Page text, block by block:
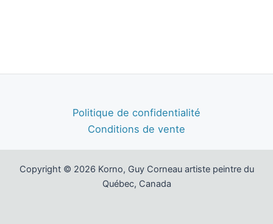
Politique de confidentialité
Conditions de vente
Copyright © 2026 Korno, Guy Corneau artiste peintre du
Québec, Canada